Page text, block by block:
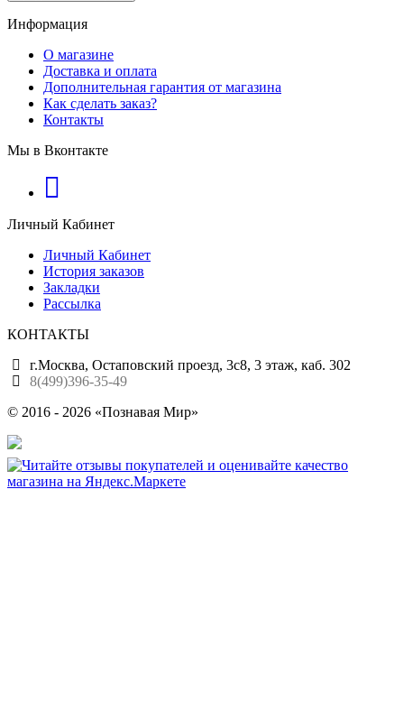
Информация
О магазине
Доставка и оплата
Дополнительная гарантия от магазина
Как сделать заказ?
Контакты
Мы в Вконтакте
Личный Кабинет
Личный Кабинет
История заказов
Закладки
Рассылка
КОНТАКТЫ
г.Москва, Остаповский проезд, 3с8, 3 этаж, каб. 302
8(499)396-35-49
© 2016 - 2026 «Познавая Мир»